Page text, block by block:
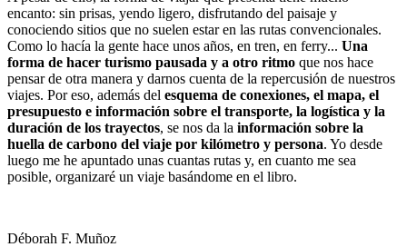
encanto: sin prisas, yendo ligero, disfrutando del paisaje y
conociendo sitios que no suelen estar en las rutas convencionales.
Como lo hacía la gente hace unos años, en tren, en ferry... Una
forma de hacer turismo pausada y a otro ritmo que nos hace
pensar de otra manera y darnos cuenta de la repercusión de nuestros
viajes. Por eso, además del esquema de conexiones, el mapa, el
presupuesto e información sobre el transporte, la logística y la
duración de los trayectos, se nos da la información sobre la
huella de carbono del viaje por kilómetro y persona. Yo desde
luego me he apuntado unas cuantas rutas y, en cuanto me sea
posible, organizaré un viaje basándome en el libro.
Déborah F. Muñoz